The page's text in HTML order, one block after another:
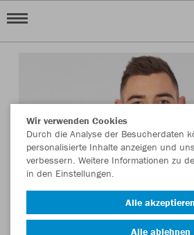
Wir verwenden Cookies
Durch die Analyse der Besucherdaten
personalisierte Inhalte anzeigen und
verbessern. Weitere Informationen zu
in den Einstellungen.
Alle akzeptieren
Alle ablehnen